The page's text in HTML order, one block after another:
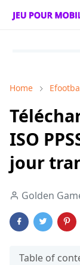
Home
ISO
jour
Golden
Table of